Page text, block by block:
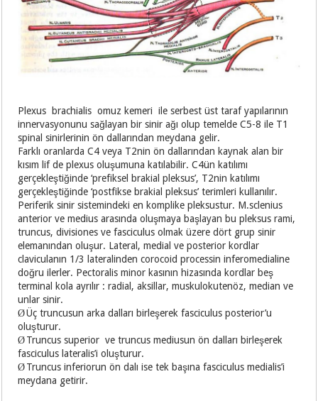
Plexus brachialis omuz kemeri ile serbest üst taraf yapılarının
innervasyonunu sağlayan bir sinir ağı olup temelde C5-8 ile T1
spinal sinirlerinin ön dallarından meydana gelir.
Farklı oranlarda C4 veya T2nin ön dallarından kaynak alan bir
kısım lif de plexus oluşumuna katılabilir. C4ün katılımı
gerçekleştiğinde ‘prefiksel brakial pleksus’, T2nin katılımı
gerçekleştiğinde ‘postfikse brakial pleksus’ terimleri kullanılır.
Periferik sinir sistemindeki en komplike pleksustur. M.sclenius
anterior ve medius arasında oluşmaya başlayan bu pleksus rami,
truncus, divisiones ve fasciculus olmak üzere dört grup sinir
elemanından oluşur. Lateral, medial ve posterior kordlar
claviculanın 1/3 lateralinden corocoid processin inferomedialine
doğru ilerler. Pectoralis minor kasının hizasında kordlar beş
terminal kola ayrılır : radial, aksillar, muskulokutenöz, median ve
unlar sinir.
ØÜç truncusun arka dalları birleşerek fasciculus posterior’u
oluşturur.
Ø Truncus superior ve truncus mediusun ön dalları birleşerek
fasciculus lateralis’i oluşturur.
Ø Truncus inferiorun ön dalı ise tek başına fasciculus medialis’i
meydana getirir.